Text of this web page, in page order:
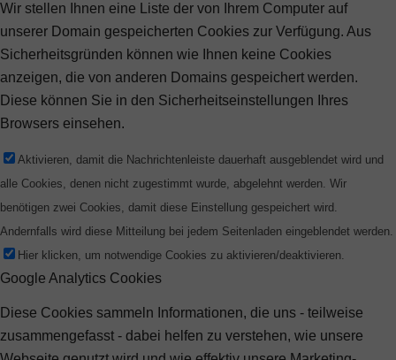
Wir stellen Ihnen eine Liste der von Ihrem Computer auf
unserer Domain gespeicherten Cookies zur Verfügung. Aus
Sicherheitsgründen können wie Ihnen keine Cookies
anzeigen, die von anderen Domains gespeichert werden.
Diese können Sie in den Sicherheitseinstellungen Ihres
Browsers einsehen.
Aktivieren, damit die Nachrichtenleiste dauerhaft ausgeblendet wird und
alle Cookies, denen nicht zugestimmt wurde, abgelehnt werden. Wir
benötigen zwei Cookies, damit diese Einstellung gespeichert wird.
Andernfalls wird diese Mitteilung bei jedem Seitenladen eingeblendet werden.
Hier klicken, um notwendige Cookies zu aktivieren/deaktivieren.
Google Analytics Cookies
Diese Cookies sammeln Informationen, die uns - teilweise
zusammengefasst - dabei helfen zu verstehen, wie unsere